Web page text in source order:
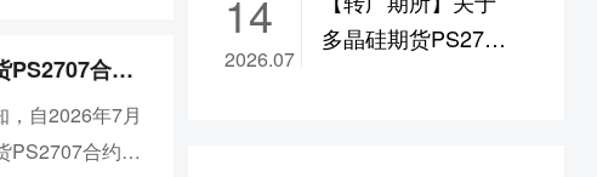
2609合约保证金调整为17%，
i2609合约保证金调整
为19%
涨跌停板幅度调整为9%
涨跌停板幅度调整为9%
，涨跌停板幅度调整为8%
关于调整多晶硅期货PS2707合约、碳酸锂期货LC2707合约交易手续费的通知
，自2026年7月
PS2707合约、
668号
14
2026.07
多晶硅期货PS2707